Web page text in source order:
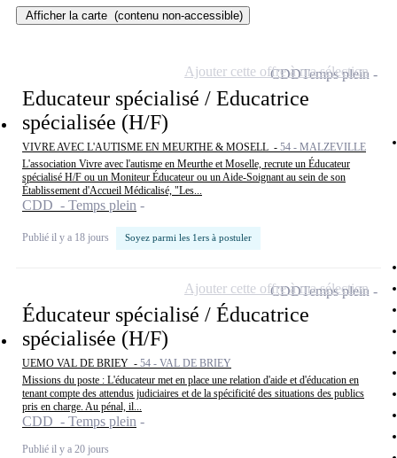
Afficher la carte (contenu non-accessible)
Educateur spécialisé / Educatrice
spécialisée (H/F)
VIVRE AVEC L'AUTISME EN MEURTHE & MOSELL - 54 - MALZEVILLE
L'association Vivre avec l'autisme en Meurthe et Moselle, recrute un Éducateur
spécialisé H/F ou un Moniteur Éducateur ou un Aide-Soignant au sein de son
Établissement d'Accueil Médicalisé, "Les...
CDD - Temps plein
Publié il y a 18 jours Soyez parmi les 1ers à postuler
CDDTemps plein
Ajouter cette offre à ma sélection
Éducateur spécialisé / Éducatrice
spécialisée (H/F)
UEMO VAL DE BRIEY - 54 - VAL DE BRIEY
Missions du poste : L'éducateur met en place une relation d'aide et d'éducation en
tenant compte des attendus judiciaires et de la spécificité des situations des publics
pris en charge. Au pénal, il...
CDD - Temps plein
Publié il y a 20 jours
CDDTemps plein
Ajouter cette offre à ma sélection